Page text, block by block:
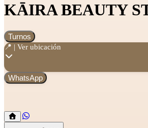
KĀIRA BEAUTY
Turnos
📍 | Ver ubicación
WhatsApp